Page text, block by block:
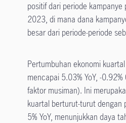
positif dari periode kampanye
2023, di mana dana
besar dari periode-periode
Pertumbuhan ekonomi
mencapai 5.03% YoY, -
faktor musiman). Ini
kuartal berturut-turut dengan
5% YoY, menunjukkan daya